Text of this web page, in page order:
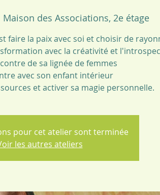
Maison des Associations, 2e étage
faire la paix avec soi et choisir de
avec la créativité et
de sa lignée de femmes
avec son enfant intérieur
et activer sa magie personnelle.
pour cet atelier sont terminée
les autres ateliers